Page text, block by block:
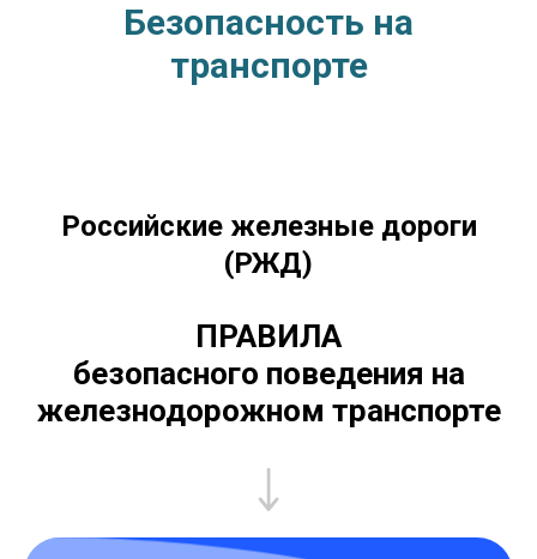
Безопасность на
транспорте
Российские железные дороги
(РЖД)
ПРАВИЛА
безопасного поведения на
железнодорожном транспорте